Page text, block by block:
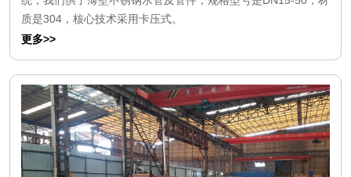
质是304，核心技术采用卡压式。
更多>>